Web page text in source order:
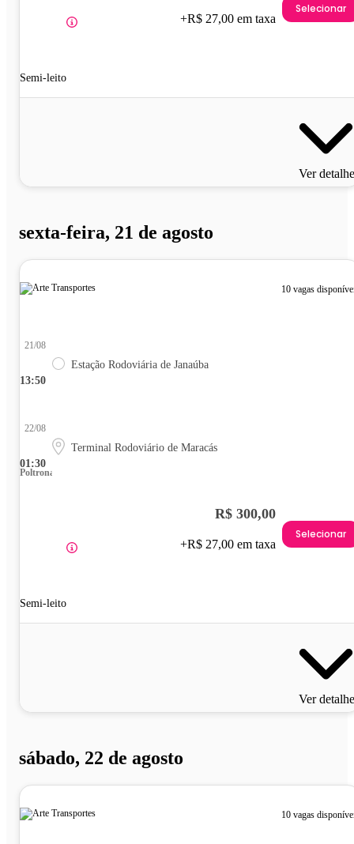
Semi-leito
+R$ 27,00 em taxa
Selecionar
Ver
sexta-feira, 21 de agosto
10 vagas
13:50
21/08
Estação Rodoviária de Janaúba
01:30
22/08
Terminal Rodoviário de Maracás
Poltrona
Semi-leito
R$ 300,00
+R$ 27,00 em taxa
Selecionar
Ver
sábado, 22 de agosto
10 vagas